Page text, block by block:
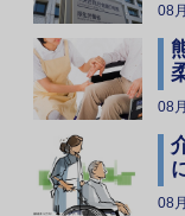
08
08
08